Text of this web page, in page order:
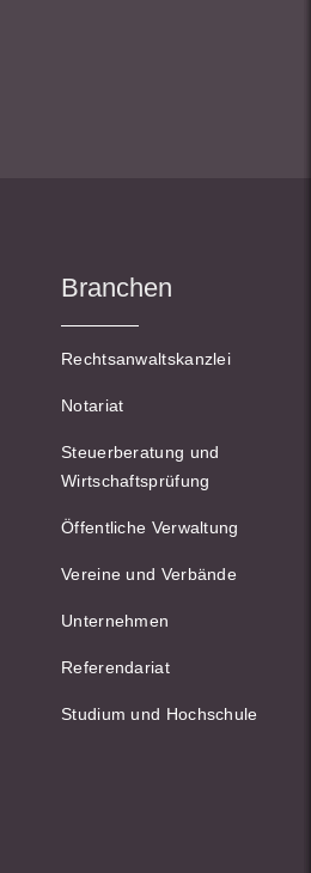
Branchen
Rechtsanwaltskanzlei
Notariat
Steuerberatung und
Wirtschaftsprüfung
Öffentliche Verwaltung
Vereine und Verbände
Unternehmen
Referendariat
Studium und Hochschule